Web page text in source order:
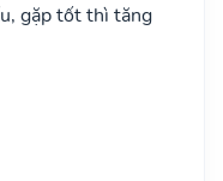
gặp tốt thì tăng